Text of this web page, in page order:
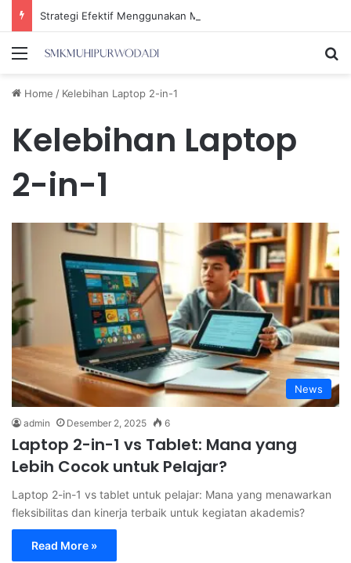
Menu
Home / Kelebihan Laptop 2-in-1
Kelebihan Laptop
2-in-1
News
admin Desember 2, 2025 6
Laptop 2-in-1 vs Tablet: Mana yang
Lebih Cocok untuk Pelajar?
Laptop 2-in-1 vs tablet untuk pelajar: Mana yang menawarkan
fleksibilitas dan kinerja terbaik untuk kegiatan akademis?
Read More »